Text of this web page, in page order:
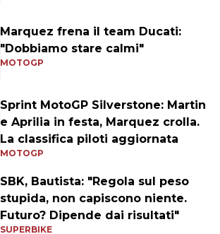
Marquez frena il team Ducati:
"Dobbiamo stare calmi"
MOTOGP
Sprint MotoGP Silverstone: Martin
e Aprilia in festa, Marquez crolla.
La classifica piloti aggiornata
MOTOGP
SBK, Bautista: "Regola sul peso
stupida, non capiscono niente.
Futuro? Dipende dai risultati"
SUPERBIKE